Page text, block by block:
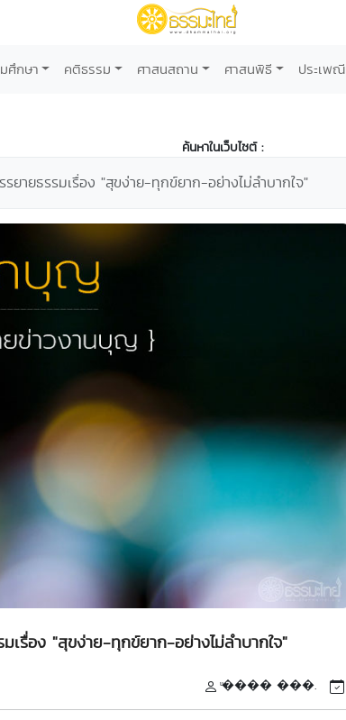
ศึกษา คติธรรม ศาสนสถาน ศาสนพิธี ประเพณี
ค้นหาในเว็บไซต์ :
ายธรรมเรื่อง "สุขง่าย-ทุกข์ยาก-อย่างไม่ลำบากใจ"
รื่อง "สุขง่าย-ทุกข์ยาก-อย่างไม่ลำบากใจ"
ͧ���� ���.